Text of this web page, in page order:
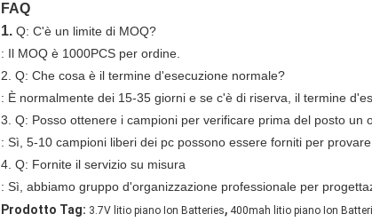
FAQ
1. Q: C'è un limite di MOQ?
: Il MOQ è 1000PCS per ordine.
2. Q: Che cosa è il termine d'esecuzione normale?
: È normalmente dei 15-35 giorni e se c'è di riserva, il termine
3. Q: Posso ottenere i campioni per verificare prima del posto un
: Sì, 5-10 campioni liberi dei pc possono essere forniti per
4. Q: Fornite il servizio su misura
: Sì, abbiamo gruppo d'organizzazione professionale per
Prodotto Tag: 3.7V litio piano Ion Batteries, 400mah litio piano Ion